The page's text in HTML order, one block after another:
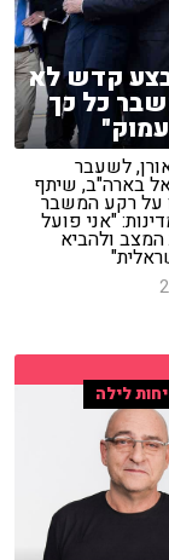
קדש לא
כל כך
לשעבר
בארה"ב, שיתף
על רקע המשבר
"אני פועל
ולהביא
לילה